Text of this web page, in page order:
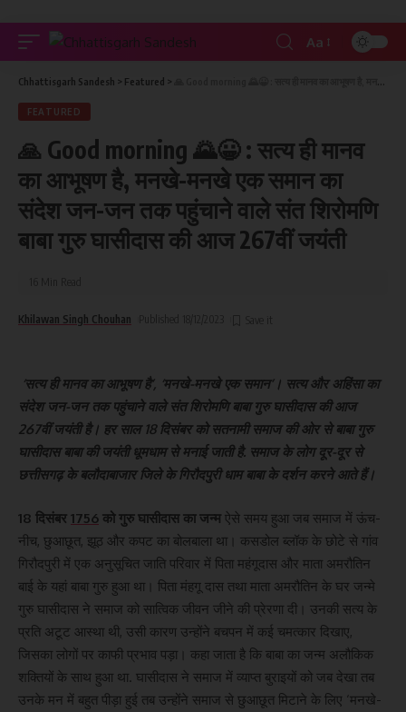
Aa
Chhattisgarh Sandesh > Featured >
FEATURED
🙏 Good morning 🌄😀 : सत्य ही मानव
का आभूषण है, मनखे-मनखे एक समान का
संदेश जन-जन तक पहुंचाने वाले संत शिरोमणि
बाबा गुरु घासीदास की आज 267वीं जयंती
Khilawan Singh Chouhan
‘सत्य ही मानव का आभूषण है’, ‘मनखे-मनखे एक समान’। सत्य और अहिंसा का
संदेश जन-जन तक पहुंचाने वाले संत शिरोमणि बाबा गुरु घासीदास की आज
267वीं जयंती है। हर साल 18 दिसंबर को सतनामी समाज की ओर से बाबा गुरु
घासीदास बाबा की जयंती धूमधाम से मनाई जाती है. समाज के लोग दूर-दूर से
छत्तीसगढ़ के बलौदाबाजार जिले के गिरौदपुरी धाम बाबा के दर्शन करने आते हैं।
18 दिसंबर 1756 को गुरु घासीदास का जन्म ऐसे समय हुआ जब समाज में ऊंच-
नीच, छुआछूत, झूठ और कपट का बोलबाला था। कसडोल ब्लॉक के छोटे से गांव
गिरौदपुरी में एक अनुसूचित जाति परिवार में पिता महंगूदास और माता अमरौतिन
बाई के यहां बाबा गुरु हुआ था। पिता मंहगू दास तथा माता अमरौतिन के घर जन्मे
गुरु घासीदास ने समाज को सात्विक जीवन जीने की प्रेरणा दी। उनकी सत्य के
प्रति अटूट आस्था थी, उसी कारण उन्होंने बचपन में कई चमत्कार दिखाए,
जिसका लोगों पर काफी प्रभाव पड़ा। कहा जाता है कि बाबा का जन्म अलौकिक
शक्तियों के साथ हुआ था. घासीदास ने समाज में व्याप्त बुराइयों को जब देखा तब
उनके मन में बहुत पीड़ा हुई तब उन्होंने समाज से छुआछूत मिटाने के लिए ‘मनखे-